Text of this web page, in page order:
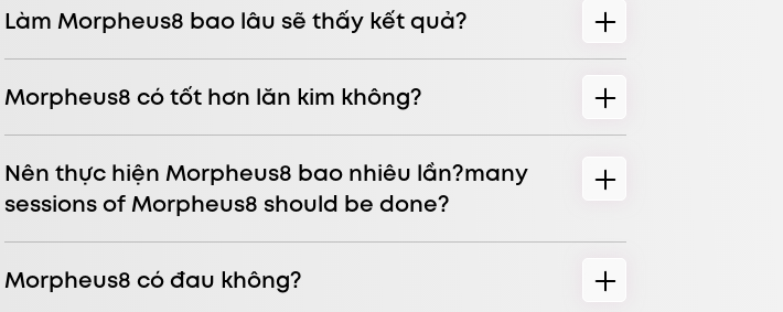
Làm Morpheus8 bao lâu sẽ thấy kết quả?
Morpheus8 có tốt hơn lăn kim không?
Nên thực hiện Morpheus8 bao nhiêu lần?many
sessions of Morpheus8 should be done?
Morpheus8 có đau không?